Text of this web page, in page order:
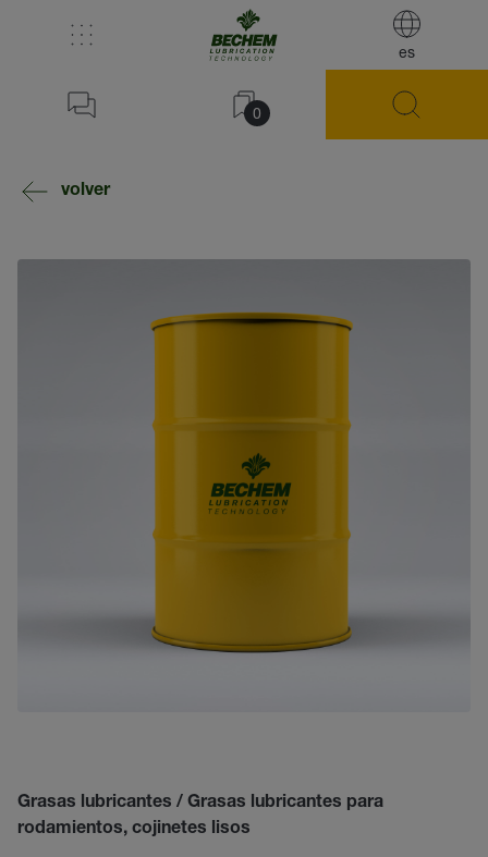
es
0
volver
Grasas lubricantes / Grasas lubricantes para
rodamientos, cojinetes lisos